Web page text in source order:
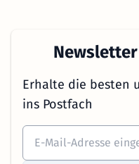
Erhalte die besten
ins Postfach